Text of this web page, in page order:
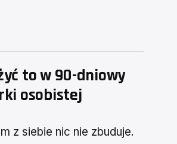
to w 90-dniowy
osobistej
z siebie nic nie zbuduje.